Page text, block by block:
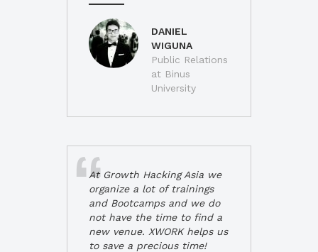
DANIEL
WIGUNA
Public Relations
at Binus
University
At Growth Hacking Asia we
organize a lot of trainings
and Bootcamps and we do
not have the time to find a
new venue. XWORK helps us
to save a precious time!